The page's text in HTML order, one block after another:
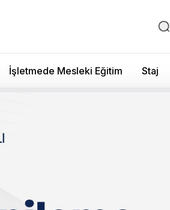
İşletmede Mesleki Eğitim Staj